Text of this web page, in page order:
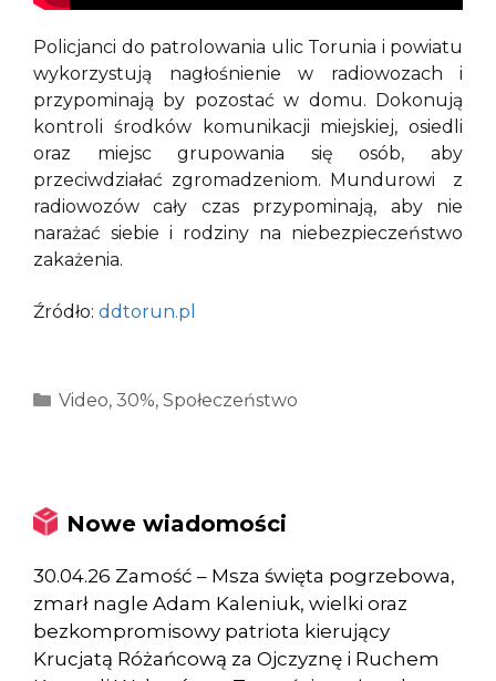
Policjanci do patrolowania ulic Torunia i powiatu
wykorzystują nagłośnienie w radiowozach i
przypominają by pozostać w domu. Dokonują
kontroli środków komunikacji miejskiej, osiedli
oraz miejsc grupowania się osób, aby
przeciwdziałać zgromadzeniom. Mundurowi z
radiowozów cały czas przypominają, aby nie
narażać siebie i rodziny na niebezpieczeństwo
zakażenia.
Źródło: ddtorun.pl
Kategorie
Video, 30%, Społeczeństwo
Nowe wiadomości
30.04.26 Zamość – Msza święta pogrzebowa,
zmarł nagle Adam Kaleniuk, wielki oraz
bezkompromisowy patriota kierujący
Krucjatą Różańcową za Ojczyznę i Ruchem